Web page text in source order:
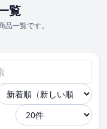
覧
一覧です。